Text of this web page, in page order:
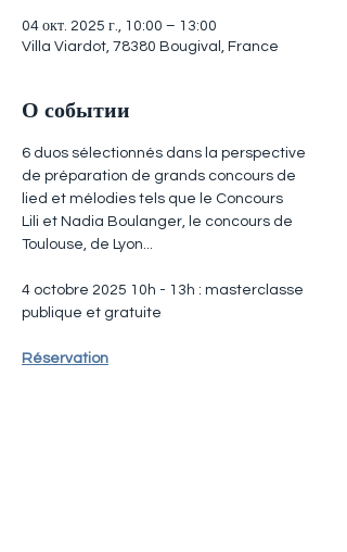
04 окт. 2025 г., 10:00 – 13:00
Villa Viardot, 78380 Bougival, France
О событии
6 duos sélectionnés dans la perspective
de préparation de grands concours de
lied et mélodies tels que le Concours
Lili et Nadia Boulanger, le concours de
Toulouse, de Lyon...
4 octobre 2025 10h - 13h : masterclasse
publique et gratuite
Réservation